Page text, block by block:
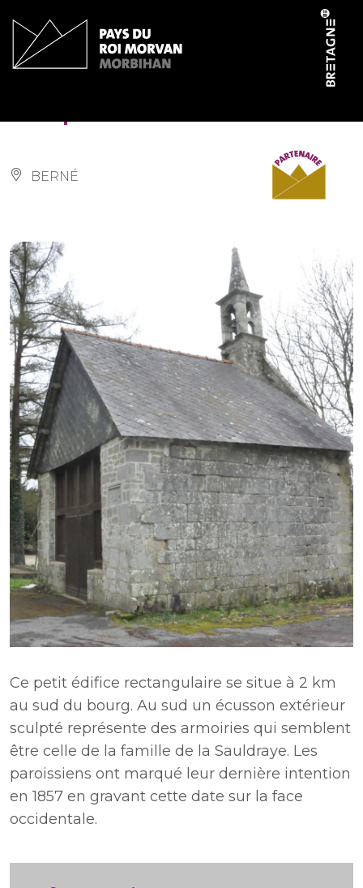
BERNÉ
Ce petit édifice rectangulaire se situe à 2 km
au sud du bourg. Au sud un écusson extérieur
sculpté représente des armoiries qui semblent
être celle de la famille de la Sauldraye. Les
paroissiens ont marqué leur dernière intention
en 1857 en gravant cette date sur la face
occidentale.